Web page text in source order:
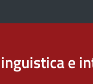
e